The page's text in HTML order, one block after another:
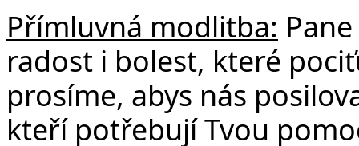
Přímluvná modlitba:
radost i bolest, které
prosíme, abys nás
kteří potřebují Tvou